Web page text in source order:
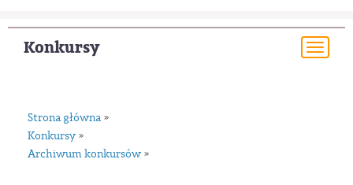
Konkursy
Strona główna »
Konkursy »
Archiwum konkursów »